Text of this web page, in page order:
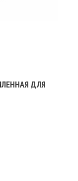
ДЛЯ